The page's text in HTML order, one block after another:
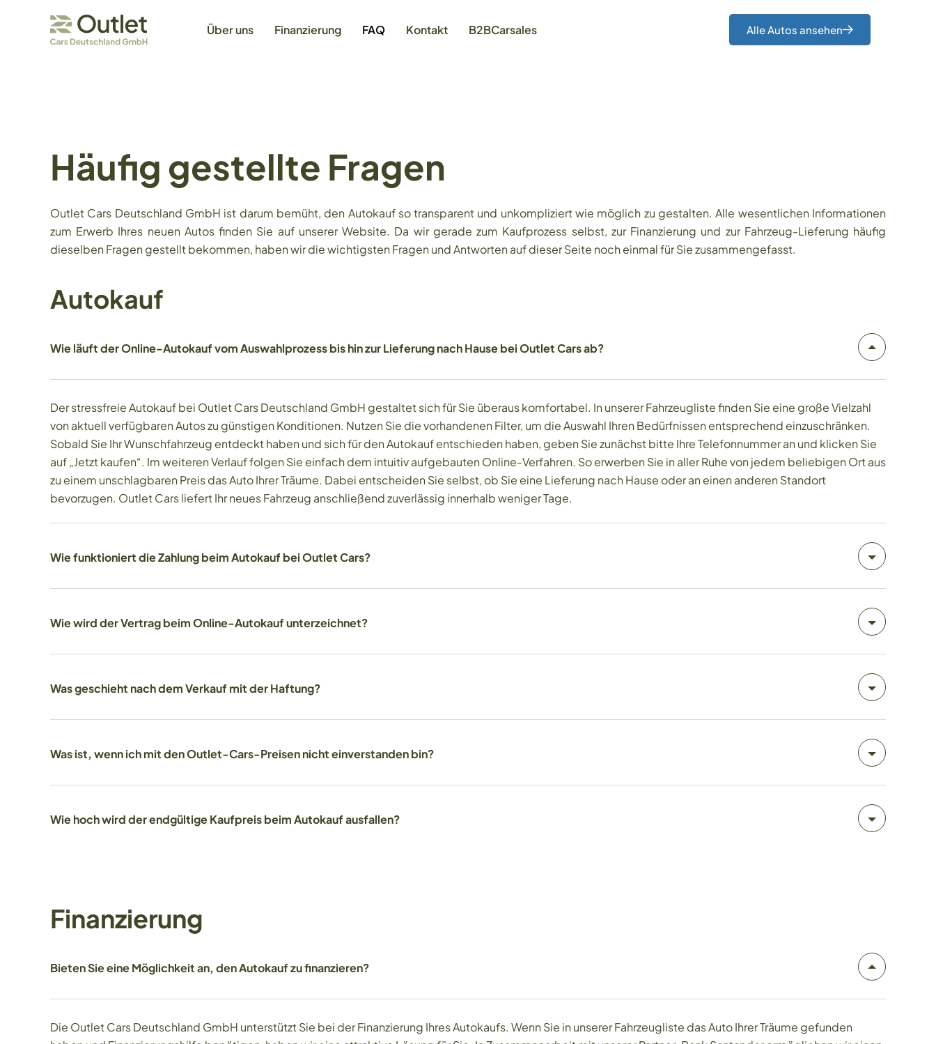
Über uns Finanzierung FAQ Kontakt B2BCarsales Alle Autos ansehen
Häufig gestellte Fragen
Outlet Cars Deutschland GmbH ist darum bemüht, den Autokauf so transparent und unkompliziert wie möglich zu gestalten. Alle wesentlichen Informationen
zum Erwerb Ihres neuen Autos finden Sie auf unserer Website. Da wir gerade zum Kaufprozess selbst, zur Finanzierung und zur Fahrzeug-Lieferung häufig
dieselben Fragen gestellt bekommen, haben wir die wichtigsten Fragen und Antworten auf dieser Seite noch einmal für Sie zusammengefasst.
Autokauf
Wie läuft der Online-Autokauf vom Auswahlprozess bis hin zur Lieferung nach Hause bei Outlet Cars ab?
Der stressfreie Autokauf bei Outlet Cars Deutschland GmbH gestaltet sich für Sie überaus komfortabel. In unserer Fahrzeugliste finden Sie eine große Vielzahl
von aktuell verfügbaren Autos zu günstigen Konditionen. Nutzen Sie die vorhandenen Filter, um die Auswahl Ihren Bedürfnissen entsprechend einzuschränken.
Sobald Sie Ihr Wunschfahrzeug entdeckt haben und sich für den Autokauf entschieden haben, geben Sie zunächst bitte Ihre Telefonnummer an und klicken Sie
auf „Jetzt kaufen“. Im weiteren Verlauf folgen Sie einfach dem intuitiv aufgebauten Online-Verfahren. So erwerben Sie in aller Ruhe von jedem beliebigen Ort aus
zu einem unschlagbaren Preis das Auto Ihrer Träume. Dabei entscheiden Sie selbst, ob Sie eine Lieferung nach Hause oder an einen anderen Standort
bevorzugen. Outlet Cars liefert Ihr neues Fahrzeug anschließend zuverlässig innerhalb weniger Tage.
Wie funktioniert die Zahlung beim Autokauf bei Outlet Cars?
Wie wird der Vertrag beim Online-Autokauf unterzeichnet?
Was geschieht nach dem Verkauf mit der Haftung?
Was ist, wenn ich mit den Outlet-Cars-Preisen nicht einverstanden bin?
Wie hoch wird der endgültige Kaufpreis beim Autokauf ausfallen?
Finanzierung
Bieten Sie eine Möglichkeit an, den Autokauf zu finanzieren?
Die Outlet Cars Deutschland GmbH unterstützt Sie bei der Finanzierung Ihres Autokaufs. Wenn Sie in unserer Fahrzeugliste das Auto Ihrer Träume gefunden